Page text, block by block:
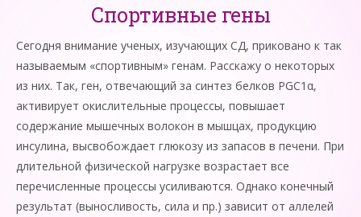
Спортивные гены
Сегодня внимание ученых, изучающих СД, приковано к так
называемым «спортивным» генам. Расскажу о некоторых
из них. Так, ген, отвечающий за синтез белков PGC1α,
активирует окислительные процессы, повышает
содержание мышечных волокон в мышцах, продукцию
инсулина, высвобождает глюкозу из запасов в печени. При
длительной физической нагрузке возрастает все
перечисленные процессы усиливаются. Однако конечный
результат (выносливость, сила и пр.) зависит от аллелей